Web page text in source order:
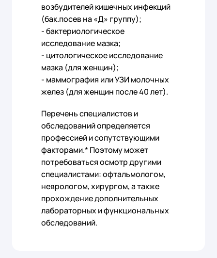
возбудителей кишечных инфекций
(бак.посев на «Д» группу);
- бактериологическое
исследование мазка;
- цитологическое исследование
мазка (для женщин);
- маммография или УЗИ молочных
желез (для женщин после 40 лет).
Перечень специалистов и
обследований определяется
профессией и сопутствующими
факторами.* Поэтому может
потребоваться осмотр другими
специалистами: офтальмологом,
неврологом, хирургом, а также
прохождение дополнительных
лабораторных и функциональных
обследований.